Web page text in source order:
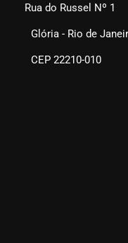
Rua do Russel Nº 1
Glória - Rio de
CEP 22210-010